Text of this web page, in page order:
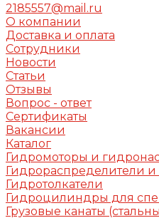
2185557@mail.ru
О компании
Доставка и оплата
Сотрудники
Новости
Статьи
Отзывы
Вопрос - ответ
Сертификаты
Вакансии
Каталог
Гидромоторы и
Гидрораспределители
Гидротолкатели
Гидроцилиндры для
Грузовые канаты